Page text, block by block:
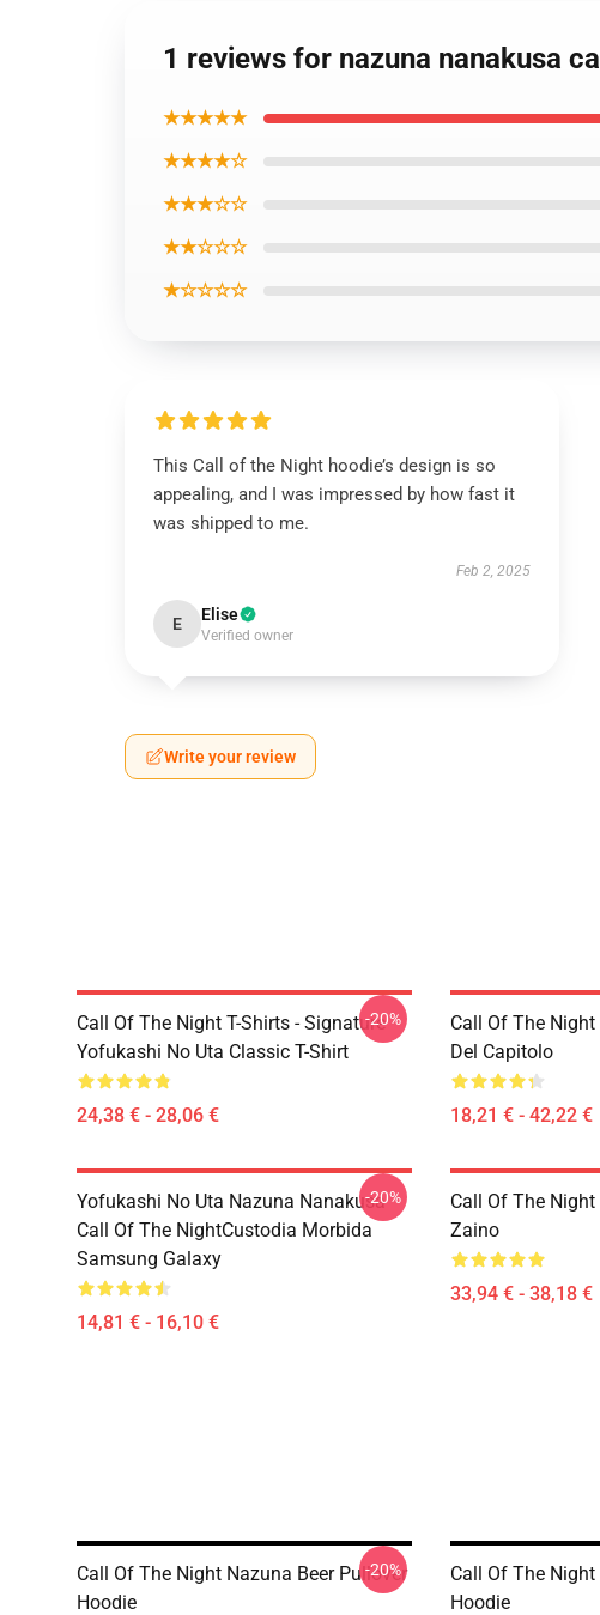
1 reviews for nazuna nanakusa
★★★★★
★★★★☆
★★★☆☆
★★☆☆☆
★☆☆☆☆
This Call of the Night hoodie’s design is so
appealing, and I was impressed by how fast it
was shipped to me.
Feb 2, 2025
E Elise
Verified owner
Write your review
Call Of The Night T-Shirts - Signature
Yofukashi No Uta Classic T-Shirt
24,38 € - 28,06 €
-20%
Call Of The
Del Capitolo
18,21 € - 42,22 €
Yofukashi No Uta Nazuna Nanakusa
Call Of The NightCustodia Morbida
Samsung Galaxy
14,81 € - 16,10 €
-20%
Call Of The Night
Zaino
33,94 € - 38,18 €
Call Of The Night Nazuna Beer Pullover
Hoodie
-20%
Call Of The
Hoodie